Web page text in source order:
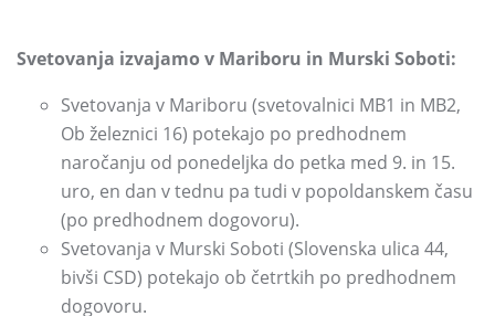
Svetovanja izvajamo v Mariboru in Murski Soboti:
Svetovanja v Mariboru (svetovalnici MB1 in MB2,
Ob železnici 16) potekajo po predhodnem
naročanju od ponedeljka do petka med 9. in 15.
uro, en dan v tednu pa tudi v popoldanskem času
(po predhodnem dogovoru).
Svetovanja v Murski Soboti (Slovenska ulica 44,
bivši CSD) potekajo ob četrtkih po predhodnem
dogovoru.